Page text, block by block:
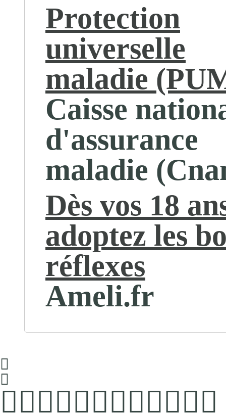
Protection
universelle
maladie
Caisse
d'assurance
maladie
Dès vos 18
adoptez les
réflexes
Ameli.fr